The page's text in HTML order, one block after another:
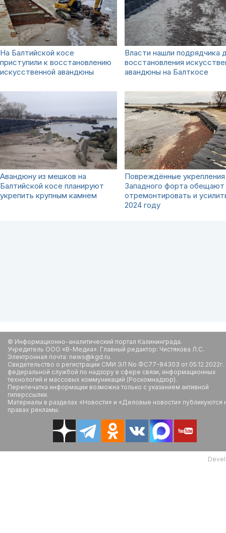
На Балтийской косе
приступили к восстановлению
искусственной авандюны
Власти нашли подрядчика
восстановления
авандюны на Балткосе
Авандюну из мешков на
Балтийской косе планируют
укрепить крупным камнем
Повреждённые
Западного форта обещают
отремонтировать и
2024 году
© Информационно-аналитический портал Калининграда.
Учредитель ООО «В-Медиа». Главный редактор: Чистякова Л.С.
Электронная почта: news@kgd.ru.
Свидетельство о регистрации СМИ ЭЛ No ФС77-84303 от
федеральной службой по надзору в сфере связи, информационных
технологий и массовых коммуникаций (Роскомнадзор).
Перепечатка информации возможна только с указанием активной
гиперссылки.
Материалы в разделах «Новости» и «Деловые новости» публикуются
правах рекламы.